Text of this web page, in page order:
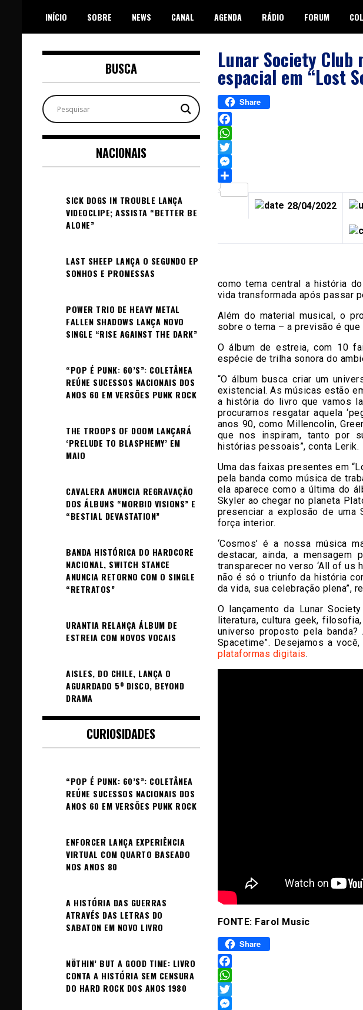
content
INÍCIO SOBRE NEWS CANAL AGENDA RÁDIO FORUM
Lunar Society
espacial em “Lost
Share
Facebook
WhatsApp
Twitter
Messenger
Share
28/04/2022
como tema central a história
vida transformada após passar
Além do material musical, o
sobre o tema – a previsão é
O álbum de estreia, com 10
espécie de trilha sonora do
“O álbum busca criar um
existencial. As músicas estão
a história do livro que vamos
procuramos resgatar aquela
anos 90, como Millencolin,
que nos inspiram, tanto por
histórias pessoais”, conta Lerik.
Uma das faixas presentes em
pela banda como música de
ela aparece como a última do
Skyler ao chegar no planeta
presenciar a explosão de uma
força interior.
‘Cosmos’ é a nossa música
destacar, ainda, a mensagem
transparecer no verso ‘All of us
não é só o triunfo da história
da vida, sua celebração plena”,
O lançamento da Lunar
literatura, cultura geek,
universo proposto pela
Spacetime”. Desejamos a
plataformas digitais.
FONTE: Farol Music
Share
Facebook
WhatsApp
Twitter
BUSCA
NACIONAIS
SICK DOGS IN TROUBLE LANÇA
VIDEOCLIPE; ASSISTA “BETTER BE
ALONE”
LAST SHEEP LANÇA O SEGUNDO EP
SONHOS E PROMESSAS
POWER TRIO DE HEAVY METAL
FALLEN SHADOWS LANÇA NOVO
SINGLE “RISE AGAINST THE DARK”
“POP É PUNK: 60’S”: COLETÂNEA
REÚNE SUCESSOS NACIONAIS DOS
ANOS 60 EM VERSÕES PUNK ROCK
THE TROOPS OF DOOM LANÇARÁ
‘PRELUDE TO BLASPHEMY’ EM
MAIO
CAVALERA ANUNCIA REGRAVAÇÃO
DOS ÁLBUNS “MORBID VISIONS” E
“BESTIAL DEVASTATION”
BANDA HISTÓRICA DO HARDCORE
NACIONAL, SWITCH STANCE
ANUNCIA RETORNO COM O SINGLE
“RETRATOS”
URANTIA RELANÇA ÁLBUM DE
ESTREIA COM NOVOS VOCAIS
AISLES, DO CHILE, LANÇA O
AGUARDADO 5º DISCO, BEYOND
DRAMA
CURIOSIDADES
“POP É PUNK: 60’S”: COLETÂNEA
REÚNE SUCESSOS NACIONAIS DOS
ANOS 60 EM VERSÕES PUNK ROCK
ENFORCER LANÇA EXPERIÊNCIA
VIRTUAL COM QUARTO BASEADO
NOS ANOS 80
A HISTÓRIA DAS GUERRAS
ATRAVÉS DAS LETRAS DO
SABATON EM NOVO LIVRO
NÖTHIN’ BUT A GOOD TIME: LIVRO
CONTA A HISTÓRIA SEM CENSURA
DO HARD ROCK DOS ANOS 1980